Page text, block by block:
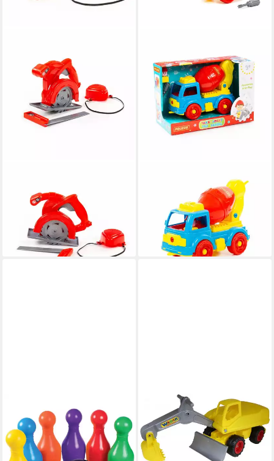
Kreissägemaske 91147
lieferbar in 3 Wochen
Spielzeug-Boot Betonmischer
Transport DIY Blöcke 29
Stück 84804
26,88 €
lieferbar in 3 Wochen